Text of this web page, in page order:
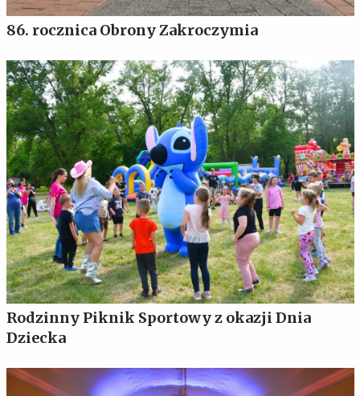
86. rocznica Obrony Zakroczymia
Rodzinny Piknik Sportowy z okazji Dnia
Dziecka